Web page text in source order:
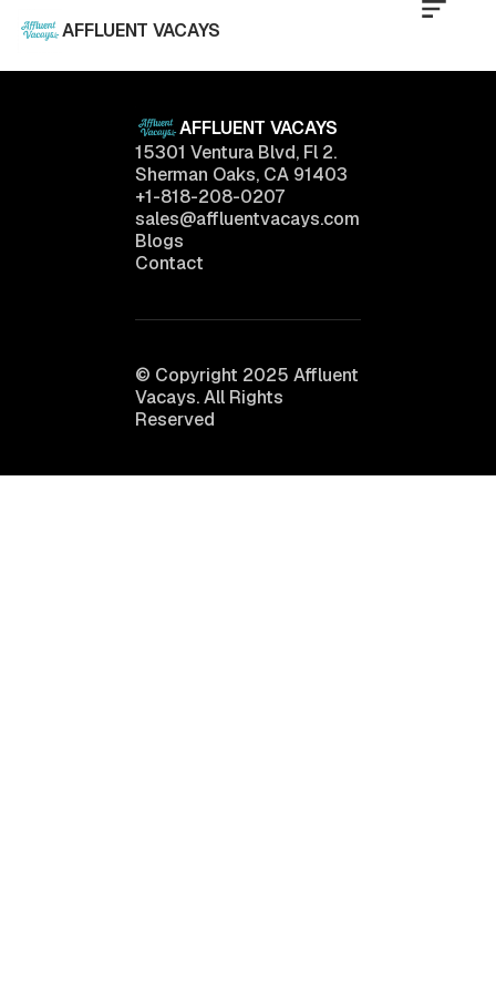
AFFLUENT VACAYS
AFFLUENT VACAYS
15301 Ventura Blvd, Fl 2.
Sherman Oaks, CA 91403
+1-818-208-0207
sales@affluentvacays.com
Blogs
Contact
© Copyright 2025 Affluent
Vacays. All Rights
Reserved